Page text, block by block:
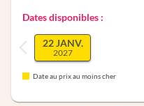
Dates disponibles :
22 JANV.
2027
Date au prix au moins cher